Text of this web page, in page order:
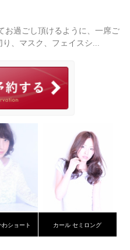
お過ごし頂けるように、一席ご
、マスク、フェイスシ...
ショート カール セミロング